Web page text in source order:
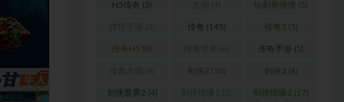
H5传奇 (3) 仙剑奇侠传 (5)
传奇 (145) 传奇3 (5)
传奇H5 (8) 传奇手游 (5)
剑侠2 (10) 剑侠3 (4)
剑侠世界2 (4) 剑侠情缘2 (17)